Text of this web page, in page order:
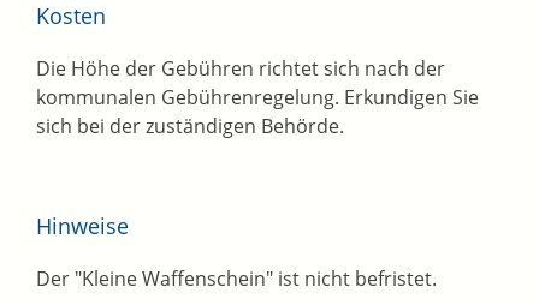
Kosten
Die Höhe der Gebühren richtet sich nach der
kommunalen Gebührenregelung. Erkundigen Sie
sich bei der zuständigen Behörde.
Hinweise
Der "Kleine Waffenschein" ist nicht befristet.